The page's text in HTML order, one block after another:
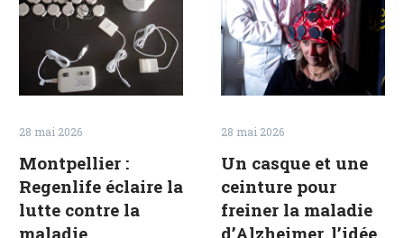
éclaire
la
lutte
contre
la
28 mai 2026
Montpellier :
Regenlife éclaire la
lutte contre la
maladie
une
ceinture
pour
freiner
la
l’idée
lumineuse
testée
28 mai 2026
Un casque et une
ceinture pour
freiner la maladie
d’Alzheimer, l’idée